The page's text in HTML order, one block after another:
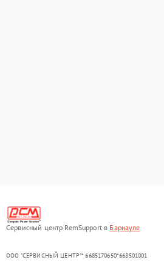
Сервисный центр RemSupport в Барнауле
ООО "СЕРВИСНЫЙ ЦЕНТР"* 6685170650*668501001